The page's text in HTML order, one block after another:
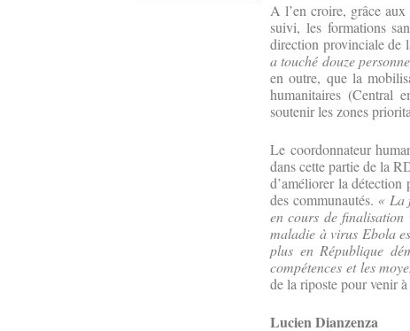
A l’en croire, grâce
suivi, les formations
direction provinciale de
a touché douze
en outre, que la
humanitaires (Central
soutenir les zones
Le coordonnateur
dans cette partie de la
d’améliorer la détection
des communautés. « La
en cours de finalisation
maladie à virus Ebola
plus en République
compétences et les
de la riposte pour venir
Lucien Dianzenza